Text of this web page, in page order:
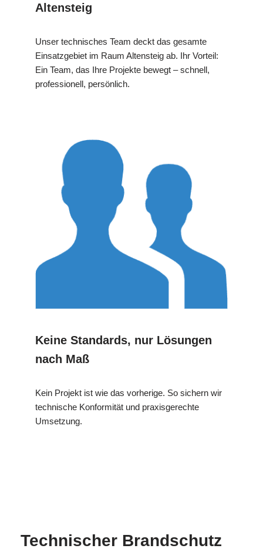
Altensteig
Unser technisches Team deckt das gesamte
Einsatzgebiet im Raum Altensteig ab. Ihr Vorteil:
Ein Team, das Ihre Projekte bewegt – schnell,
professionell, persönlich.
Keine Standards, nur Lösungen
nach Maß
Kein Projekt ist wie das vorherige. So sichern wir
technische Konformität und praxisgerechte
Umsetzung.
Technischer Brandschutz